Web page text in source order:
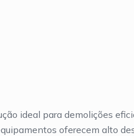
ideal para demolições
oferecem alto